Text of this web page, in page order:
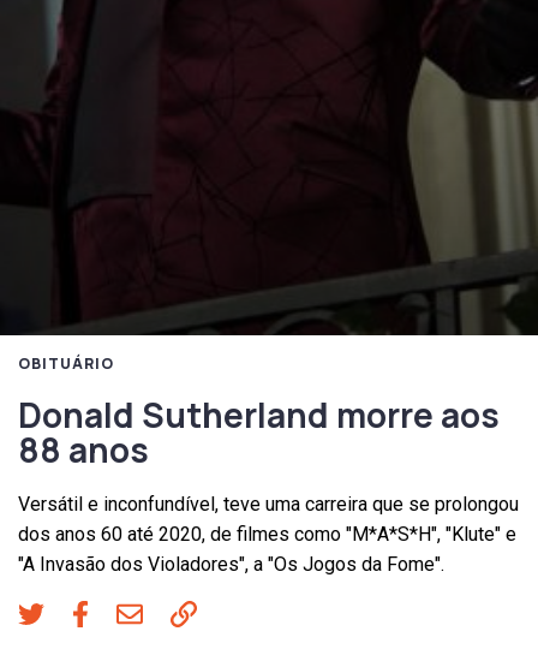
OBITUÁRIO
Donald Sutherland morre aos
88 anos
Versátil e inconfundível, teve uma carreira que se prolongou
dos anos 60 até 2020, de filmes como "M*A*S*H", "Klute" e
"A Invasão dos Violadores", a "Os Jogos da Fome".